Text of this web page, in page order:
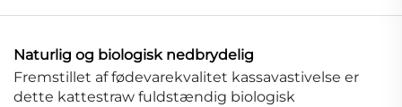
Naturlig og biologisk nedbrydelig
Fremstillet af fødevarekvalitet kassavastivelse er
dette kattestraw fuldstændig biologisk